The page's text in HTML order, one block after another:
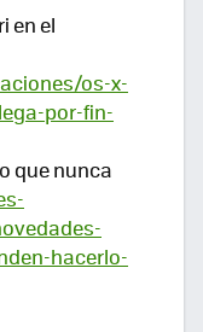
en el
os-x-
por-fin-
que nunca
hacerlo-